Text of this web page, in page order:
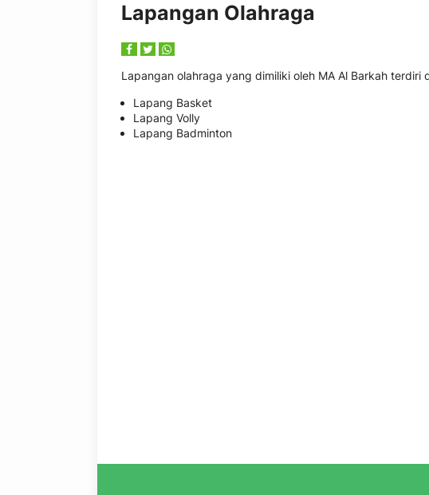
Lapangan Olahraga
Lapangan olahraga yang dimiliki oleh MA Al Barkah terdiri
Lapang Basket
Lapang Volly
Lapang Badminton